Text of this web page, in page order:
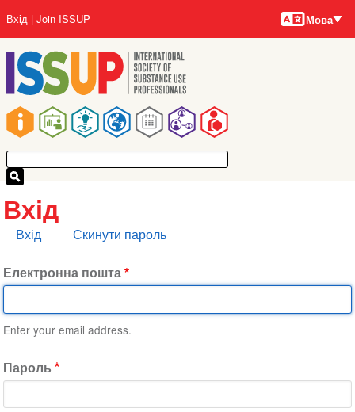
до
основного
вмісту
Main
navigation
User
account
menu
Вхід Join ISSUP Мови
Мова
Вхід
Основні
Вхід Скинути пароль
Електронна пошта
Enter your email address.
Пароль